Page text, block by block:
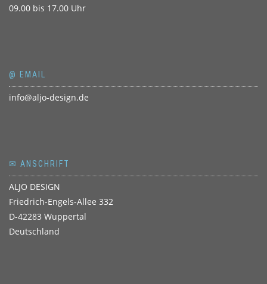
09.00 bis 17.00 Uhr
@ EMAIL
info@aljo-design.de
✉ ANSCHRIFT
ALJO DESIGN
Friedrich-Engels-Allee 332
D-42283 Wuppertal
Deutschland